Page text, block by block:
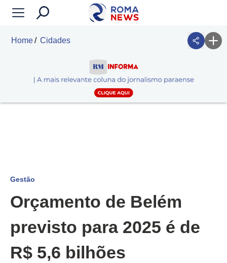
Home Cidades
Gestão
Orçamento de Belém
previsto para 2025 é de
R$ 5,6 bilhões